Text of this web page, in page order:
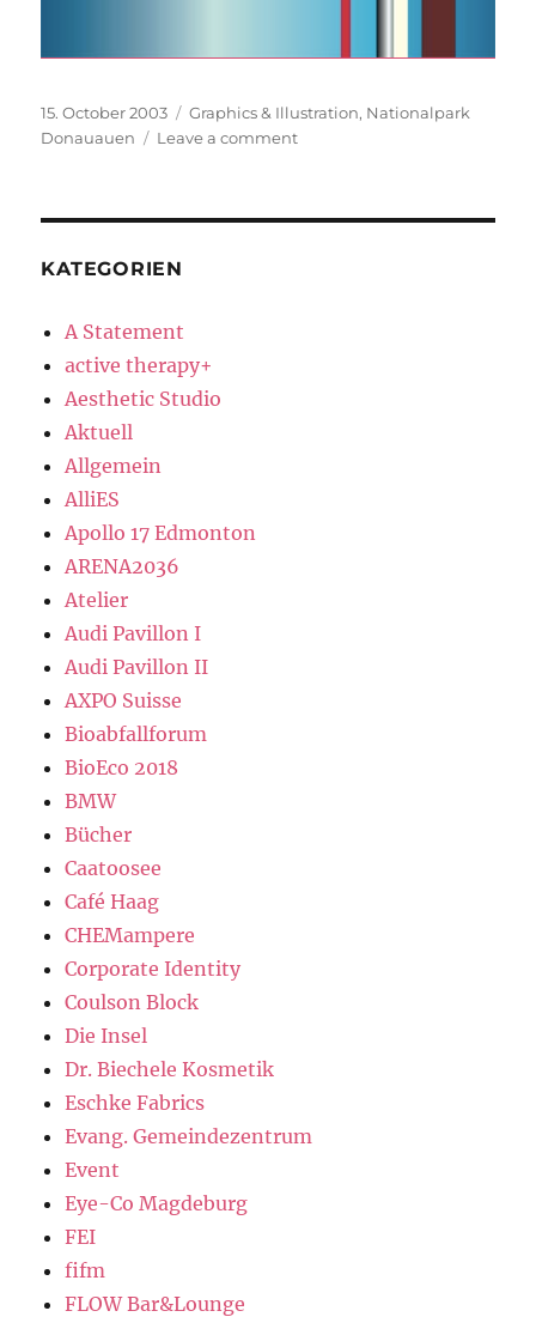
Posted
on
15. October 2003 Categories
Graphics & Illustration, Nationalpark
Donauauen
Leave a commenton
KATEGORIEN
A Statement
active therapy+
Aesthetic Studio
Aktuell
Allgemein
AlliES
Apollo 17 Edmonton
ARENA2036
Atelier
Audi Pavillon I
Audi Pavillon II
AXPO Suisse
Bioabfallforum
BioEco 2018
BMW
Bücher
Caatoosee
Café Haag
CHEMampere
Corporate Identity
Coulson Block
Die Insel
Dr. Biechele Kosmetik
Eschke Fabrics
Evang. Gemeindezentrum
Event
Eye-Co Magdeburg
FEI
fifm
FLOW Bar&Lounge